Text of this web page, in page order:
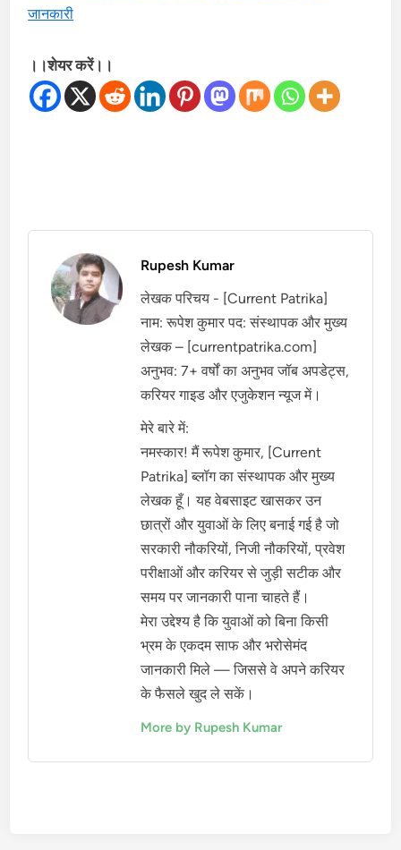
जानकारी
।।शेयर करें।।
Rupesh Kumar
लेखक परिचय - [Current Patrika]
नाम: रूपेश कुमार पद: संस्थापक और मुख्य
लेखक – [currentpatrika.com]
अनुभव: 7+ वर्षों का अनुभव जॉब अपडेट्स,
करियर गाइड और एजुकेशन न्यूज में।
मेरे बारे में:
नमस्कार! मैं रूपेश कुमार, [Current
Patrika] ब्लॉग का संस्थापक और मुख्य
लेखक हूँ। यह वेबसाइट खासकर उन
छात्रों और युवाओं के लिए बनाई गई है जो
सरकारी नौकरियों, निजी नौकरियों, प्रवेश
परीक्षाओं और करियर से जुड़ी सटीक और
समय पर जानकारी पाना चाहते हैं।
मेरा उद्देश्य है कि युवाओं को बिना किसी
भ्रम के एकदम साफ और भरोसेमंद
जानकारी मिले — जिससे वे अपने करियर
के फैसले खुद ले सकें।
More by Rupesh Kumar